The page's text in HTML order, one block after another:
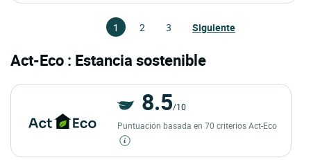
1 2 3 Siguiente
Act-Eco : Estancia sostenible
8.5/10
Puntuación basada en 70 criterios Act-Eco